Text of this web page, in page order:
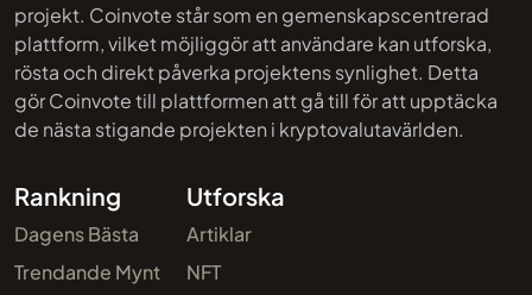
projekt. Coinvote står som en gemenskapscentrerad
plattform, vilket möjliggör att användare kan utforska,
rösta och direkt påverka projektens synlighet. Detta
gör Coinvote till plattformen att gå till för att upptäcka
de nästa stigande projekten i kryptovalutavärlden.
Rankning
Dagens Bästa
Trendande Mynt
Utforska
Artiklar
NFT